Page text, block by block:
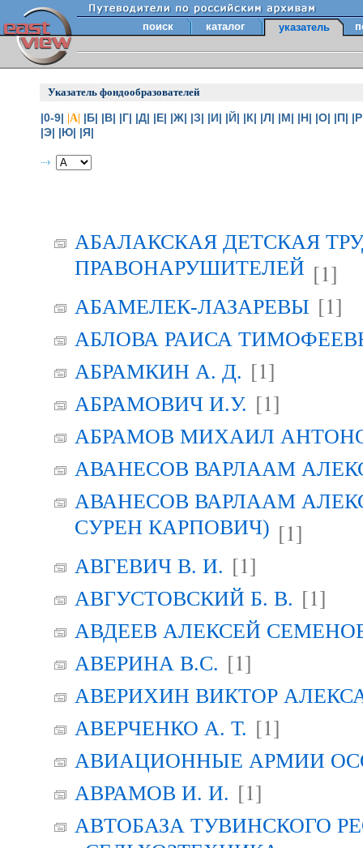
поиск каталог указатель
Указатель фондообразователей
|0-9| |А| |Б| |В| |Г| |Д| |Е| |Ж| |З| |И| |Й| |К| |Л| |М| |Н| |О| |П|
|Э| |Ю| |Я|
АБАЛАКСКАЯ ДЕТСКАЯ
ПРАВОНАРУШИТЕЛЕЙ [1]
АБАМЕЛЕК-ЛАЗАРЕВЫ [1]
АБЛОВА РАИСА
АБРАМКИН А. Д. [1]
АБРАМОВИЧ И.У. [1]
АБРАМОВ МИХАИЛ
АВАНЕСОВ ВАРЛААМ
АВАНЕСОВ ВАРЛААМ
СУРЕН КАРПОВИЧ) [1]
АВГЕВИЧ В. И. [1]
АВГУСТОВСКИЙ Б. В. [1]
АВДЕЕВ АЛЕКСЕЙ
АВЕРИНА B.C. [1]
АВЕРИХИН ВИКТОР
АВЕРЧЕНКО А. Т. [1]
АВИАЦИОННЫЕ АРМИИ
АВРАМОВ И. И. [1]
АВТОБАЗА ТУВИНСКОГО